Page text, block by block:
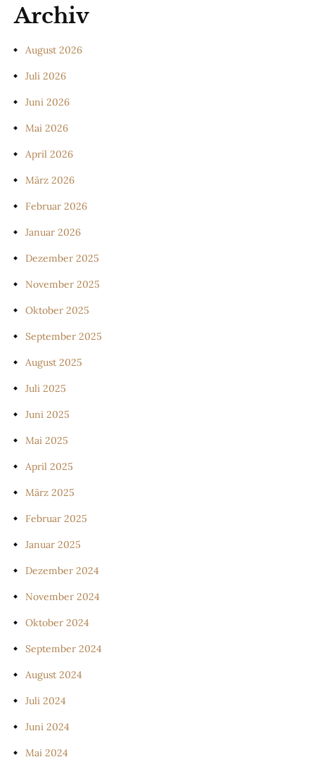
Archiv
August 2026
Juli 2026
Juni 2026
Mai 2026
April 2026
März 2026
Februar 2026
Januar 2026
Dezember 2025
November 2025
Oktober 2025
September 2025
August 2025
Juli 2025
Juni 2025
Mai 2025
April 2025
März 2025
Februar 2025
Januar 2025
Dezember 2024
November 2024
Oktober 2024
September 2024
August 2024
Juli 2024
Juni 2024
Mai 2024